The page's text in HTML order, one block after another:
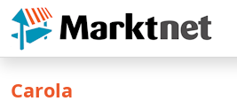
Carola